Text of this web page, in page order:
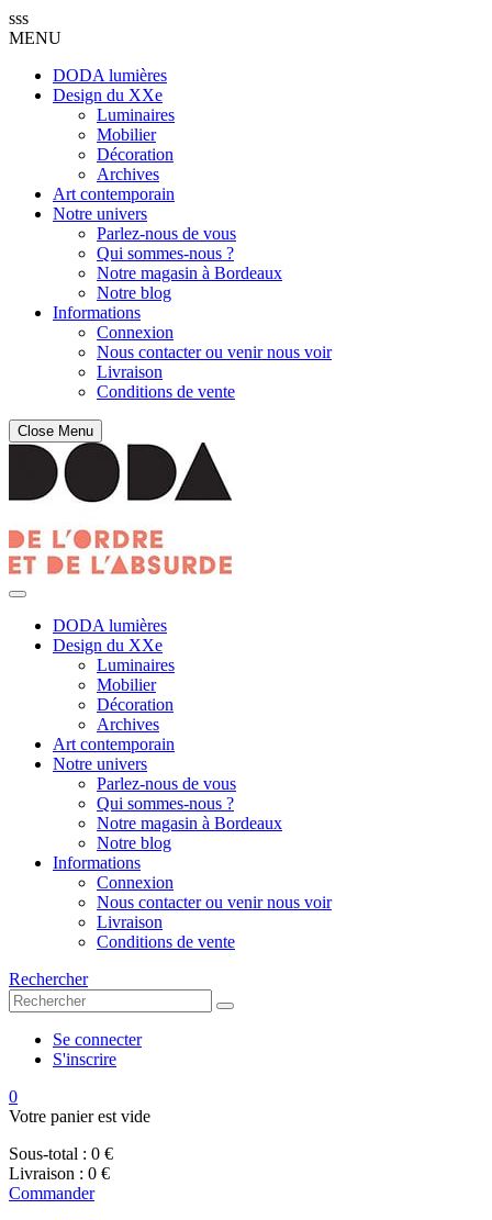
sss
MENU
DODA lumières
Design du XXe
Luminaires
Mobilier
Décoration
Archives
Art contemporain
Notre univers
Parlez-nous de vous
Qui sommes-nous ?
Notre magasin à Bordeaux
Notre blog
Informations
Connexion
Nous contacter ou venir nous voir
Livraison
Conditions de vente
Close Menu
DODA lumières
Design du XXe
Luminaires
Mobilier
Décoration
Archives
Art contemporain
Notre univers
Parlez-nous de vous
Qui sommes-nous ?
Notre magasin à Bordeaux
Notre blog
Informations
Connexion
Nous contacter ou venir nous voir
Livraison
Conditions de vente
Rechercher
Se connecter
S'inscrire
0
Votre panier est vide
Sous-total : 0 €
Livraison : 0 €
Commander